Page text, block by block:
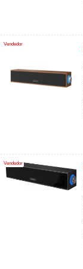
Vendedor
Vendedor